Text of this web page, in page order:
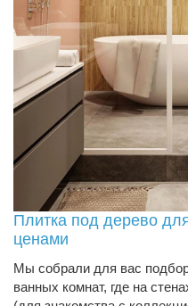
Плитка под дерево
ценами
Мы собрали для вас
ванных комнат, где на